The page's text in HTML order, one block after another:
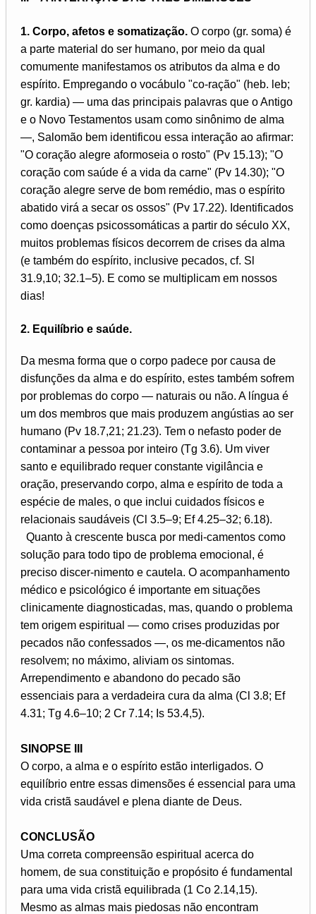
1. Corpo, afetos e somatização. O corpo (gr. soma) é
a parte material do ser humano, por meio da qual
comumente manifestamos os atributos da alma e do
espírito. Empregando o vocábulo "co-ração" (heb. leb;
gr. kardia) — uma das principais palavras que o Antigo
e o Novo Testamentos usam como sinônimo de alma
—, Salomão bem identificou essa interação ao afirmar:
"O coração alegre aformoseia o rosto" (Pv 15.13); "O
coração com saúde é a vida da carne" (Pv 14.30); "O
coração alegre serve de bom remédio, mas o espírito
abatido virá a secar os ossos" (Pv 17.22). Identificados
como doenças psicossomáticas a partir do século XX,
muitos problemas físicos decorrem de crises da alma
(e também do espírito, inclusive pecados, cf. Sl
31.9,10; 32.1–5). E como se multiplicam em nossos
dias!
2. Equilíbrio e saúde.
Da mesma forma que o corpo padece por causa de
disfunções da alma e do espírito, estes também sofrem
por problemas do corpo — naturais ou não. A língua é
um dos membros que mais produzem angústias ao ser
humano (Pv 18.7,21; 21.23). Tem o nefasto poder de
contaminar a pessoa por inteiro (Tg 3.6). Um viver
santo e equilibrado requer constante vigilância e
oração, preservando corpo, alma e espírito de toda a
espécie de males, o que inclui cuidados físicos e
relacionais saudáveis (Cl 3.5–9; Ef 4.25–32; 6.18).
Quanto à crescente busca por medi-camentos como
solução para todo tipo de problema emocional, é
preciso discer-nimento e cautela. O acompanhamento
médico e psicológico é importante em situações
clinicamente diagnosticadas, mas, quando o problema
tem origem espiritual — como crises produzidas por
pecados não confessados —, os me-dicamentos não
resolvem; no máximo, aliviam os sintomas.
Arrependimento e abandono do pecado são
essenciais para a verdadeira cura da alma (Cl 3.8; Ef
4.31; Tg 4.6–10; 2 Cr 7.14; Is 53.4,5).
SINOPSE III
O corpo, a alma e o espírito estão interligados. O
equilíbrio entre essas dimensões é essencial para uma
vida cristã saudável e plena diante de Deus.
CONCLUSÃO
Uma correta compreensão espiritual acerca do
homem, de sua constituição e propósito é fundamental
para uma vida cristã equilibrada (1 Co 2.14,15).
Mesmo as almas mais piedosas não encontram